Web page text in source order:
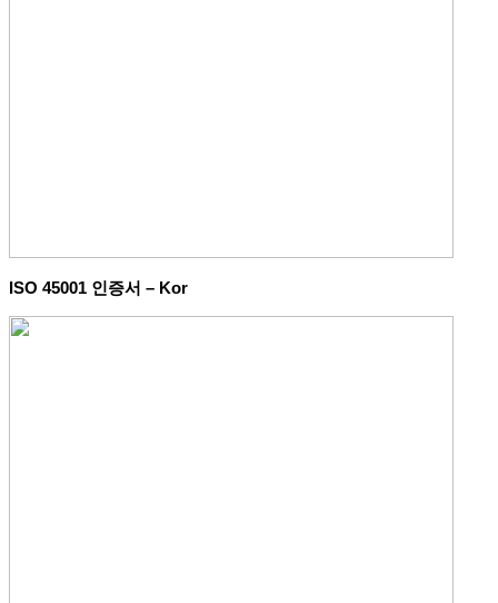
ISO 45001 인증서 – Kor